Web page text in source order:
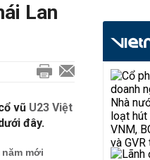
Lan
vũ U23 Việt
đây.
mới